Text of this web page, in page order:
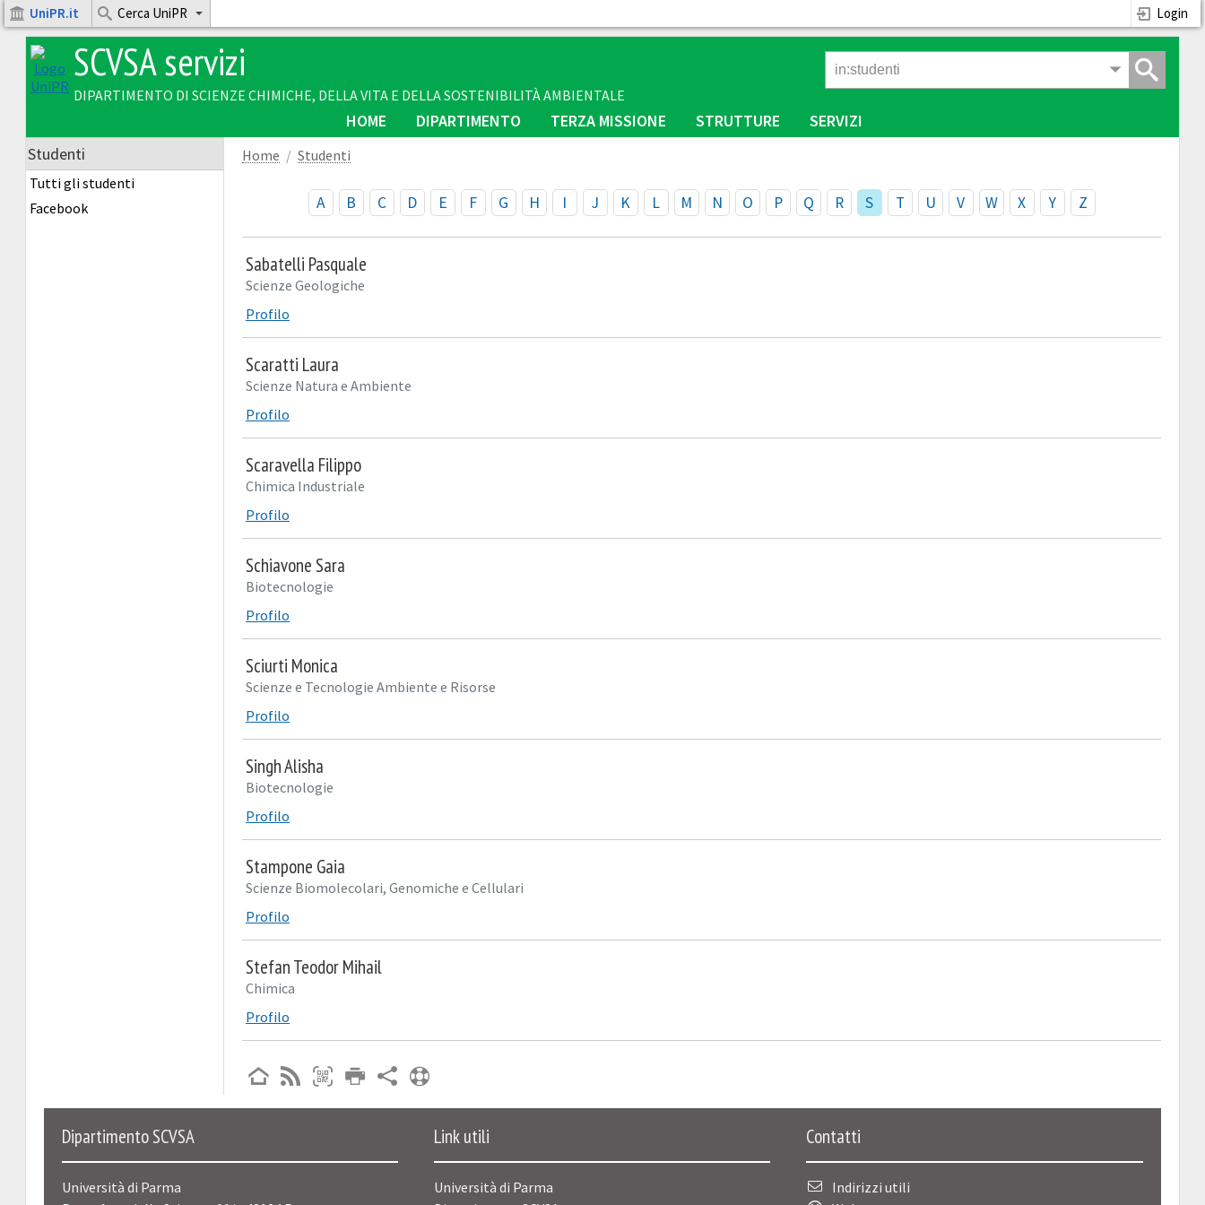
UniPR.it Cerca UniPR Login
SCVSA servizi
DIPARTIMENTO DI SCIENZE CHIMICHE, DELLA VITA E DELLA SOSTENIBILITÀ AMBIENTALE
HOME DIPARTIMENTO TERZA MISSIONE STRUTTURE
SERVIZI
Studenti
Tutti gli studenti
Facebook
Home Studenti
A B C D E F G H I J K L M N O P Q R S T U V W X Y Z
Sabatelli Pasquale
Scienze Geologiche
Profilo
Scaratti Laura
Scienze Natura e Ambiente
Profilo
Scaravella Filippo
Chimica Industriale
Profilo
Schiavone Sara
Biotecnologie
Profilo
Sciurti Monica
Scienze e Tecnologie Ambiente e Risorse
Profilo
Singh Alisha
Biotecnologie
Profilo
Stampone Gaia
Scienze Biomolecolari, Genomiche e Cellulari
Profilo
Stefan Teodor Mihail
Chimica
Profilo
Dipartimento SCVSA
Università di Parma
Link utili
Università di Parma
Contatti
Indirizzi utili